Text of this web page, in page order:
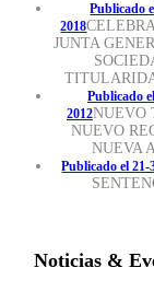
Publicado
2018
JUNTA
Publicado
2012NUEVO
NUEVO
NUEVA
Publicado el 21-
Noticias &